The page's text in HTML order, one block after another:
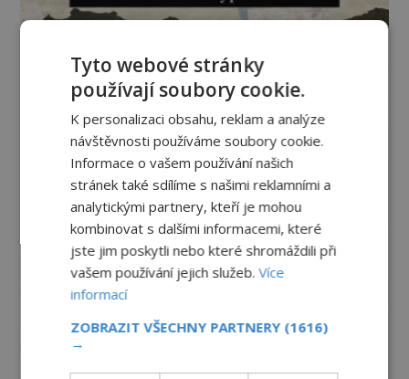
Tyto webové stránky
používají soubory cookie.
K personalizaci obsahu, reklam a analýze
návštěvnosti používáme soubory cookie.
Informace o vašem používání našich
stránek také sdílíme s našimi reklamními a
analytickými partnery, kteří je mohou
kombinovat s dalšími informacemi, které
jste jim poskytli nebo které shromáždili při
vašem používání jejich služeb.Více
informací
ZOBRAZIT VŠECHNY PARTNERY (1616)
→